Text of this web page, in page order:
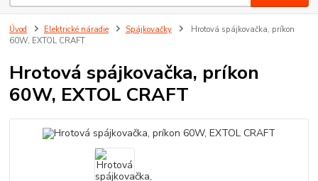
Úvod Elektrické náradie Spájkovačky
Hrotová spájkovačka, príkon
60W, EXTOL CRAFT
Hrotová spájkovačka, príkon
60W, EXTOL CRAFT